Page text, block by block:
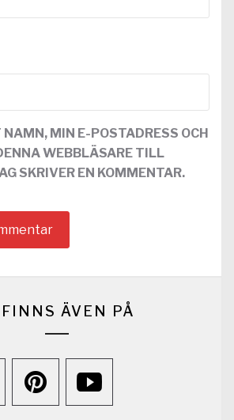
MIN E-POSTADRESS OCH
WEBBLÄSARE TILL
SKRIVER EN KOMMENTAR.
ÄVEN PÅ